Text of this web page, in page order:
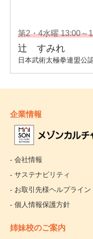
企業情報
- 会社情報
- サステナビリティ
- お取引先様ヘルプライン
- 個人情報保護方針
姉妹校のご案内